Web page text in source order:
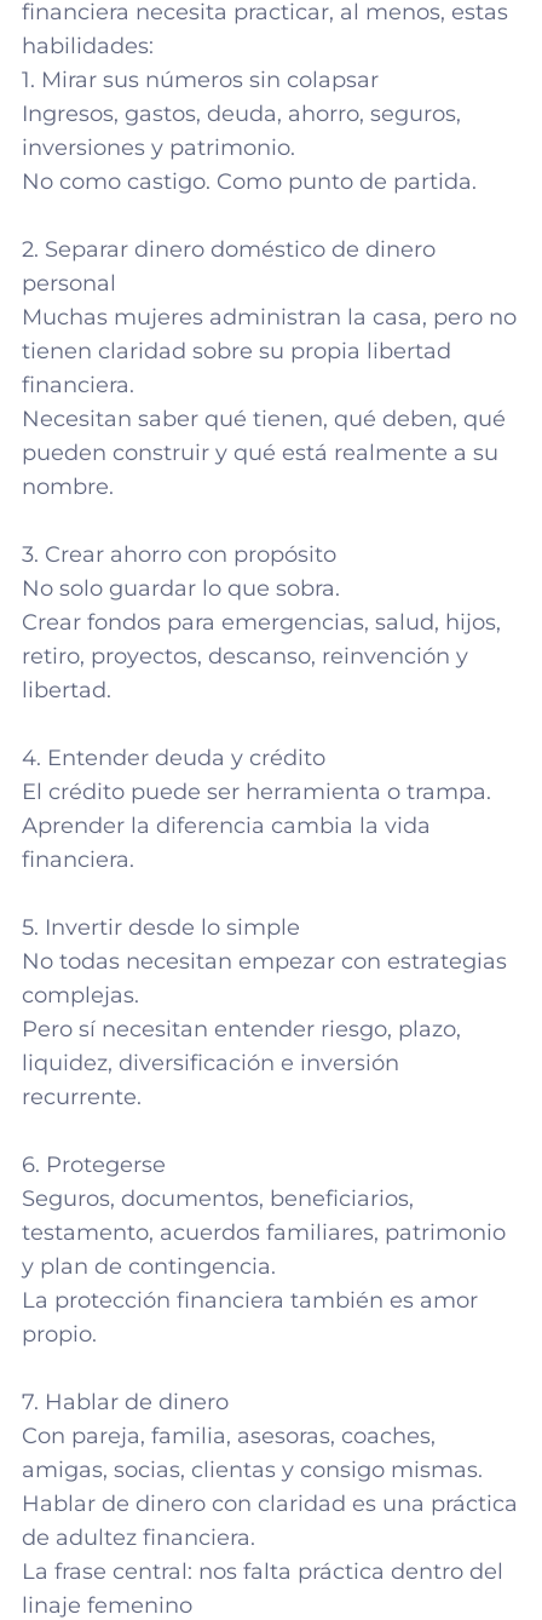
financiera necesita practicar, al menos, estas
habilidades:
1. Mirar sus números sin colapsar
Ingresos, gastos, deuda, ahorro, seguros,
inversiones y patrimonio.
No como castigo. Como punto de partida.
2. Separar dinero doméstico de dinero
personal
Muchas mujeres administran la casa, pero no
tienen claridad sobre su propia libertad
financiera.
Necesitan saber qué tienen, qué deben, qué
pueden construir y qué está realmente a su
nombre.
3. Crear ahorro con propósito
No solo guardar lo que sobra.
Crear fondos para emergencias, salud, hijos,
retiro, proyectos, descanso, reinvención y
libertad.
4. Entender deuda y crédito
El crédito puede ser herramienta o trampa.
Aprender la diferencia cambia la vida
financiera.
5. Invertir desde lo simple
No todas necesitan empezar con estrategias
complejas.
Pero sí necesitan entender riesgo, plazo,
liquidez, diversificación e inversión
recurrente.
6. Protegerse
Seguros, documentos, beneficiarios,
testamento, acuerdos familiares, patrimonio
y plan de contingencia.
La protección financiera también es amor
propio.
7. Hablar de dinero
Con pareja, familia, asesoras, coaches,
amigas, socias, clientas y consigo mismas.
Hablar de dinero con claridad es una práctica
de adultez financiera.
La frase central: nos falta práctica dentro del
linaje femenino